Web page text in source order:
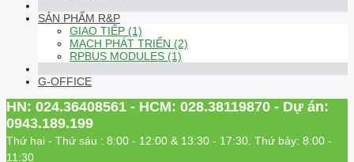
SẢN PHẨM R&P
GIAO TIẾP (1)
MẠCH PHÁT TRIỂN (2)
RPBUS MODULES (1)
G-OFFICE
HN: 024.36408561 - HCM: 028.38119870 - Dự án:
0943.189.199
Thứ hai - Thứ sáu : 8:00 - 12:00 & 13:30 - 17:30. Thứ bảy: 8:00 -
11:30